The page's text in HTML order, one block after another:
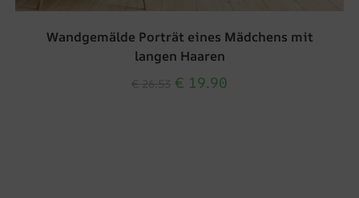
Wandgemälde Porträt eines Mädchens mit
langen Haaren
€ 19.90